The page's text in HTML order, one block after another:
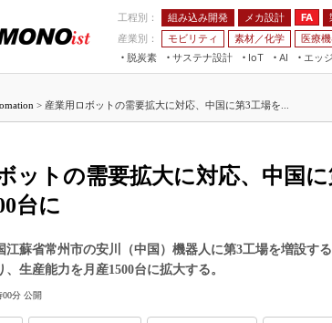
工程別： 組み込み開発 メカ設計 FA
産業別：
モビリティ 素材／化学 医療
脱炭素
サステナ設計
IoT
つながる工場
AI
AI×設備保全
エッ
JIMTOF
IIFES
TECHNO-FRONTIER
スマート工場EXPO
つながるクルマ
VR／AR
組み込み画像
> 産業用ロボットの需要拡大に対応、中国に第3工場を...
ットの需要拡大に対応、中国
台に
江蘇省常州市の安川（中国）機器人に第3工場を増設す
生産能力を月産1500台に拡大する。
00分 公開